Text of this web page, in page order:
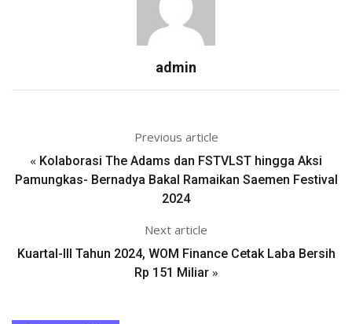
admin
Previous article
« Kolaborasi The Adams dan FSTVLST hingga Aksi
Pamungkas- Bernadya Bakal Ramaikan Saemen Festival
2024
Next article
Kuartal-III Tahun 2024, WOM Finance Cetak Laba Bersih
Rp 151 Miliar»